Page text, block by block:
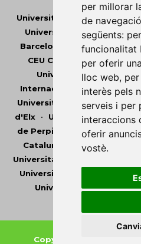
per millorar
de
següents:
funcionalitat
per oferir
lloc web,
interès pels
serveis i per
interaccions
oferir
vostè.
Universitat Abat Oliba CEU
Universitat d'Andorra•
Barcelona
Universitat
CEU Cardenal Herrera•
Universitat de les Illes
Internacional de Catalunya
Universitat de Lleida•
d'Elx• Universitat Oberta
de Perpinyà Via Domitia•
Catalunya
Universitat
Universitat Pompeu Fabra
Universitat Rovira i Virgili
•
Universitat de València
Universitat
Copyright © 2026